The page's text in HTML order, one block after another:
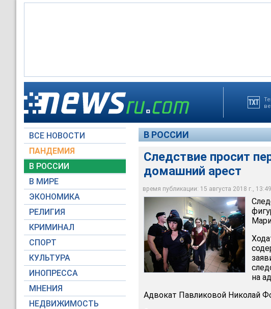
ВСЕ НОВОСТИ
ПАНДЕМИЯ
В РОССИИ
В МИРЕ
ЭКОНОМИКА
РЕЛИГИЯ
КРИМИНАЛ
СПОРТ
КУЛЬТУРА
ИНОПРЕССА
МНЕНИЯ
НЕДВИЖИМОСТЬ
В РОССИИ
Следствие просит
домашний арест
время публикации: 15 августа 2018 г.,
Следствие просит перевести
АГН "Москва" / Никеричев
на
Адвокат Павликовой Николай